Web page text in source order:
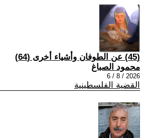
(45) عن الطوفان وأشياء أخرى (64)
محمود الصباغ
2026 / 8 / 6
القضية الفلسطينية